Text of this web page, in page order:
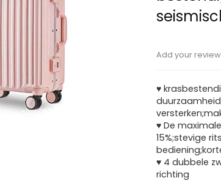
Add your review
♥
♥ De
15%;stevige
♥ 4 dubbele
richting